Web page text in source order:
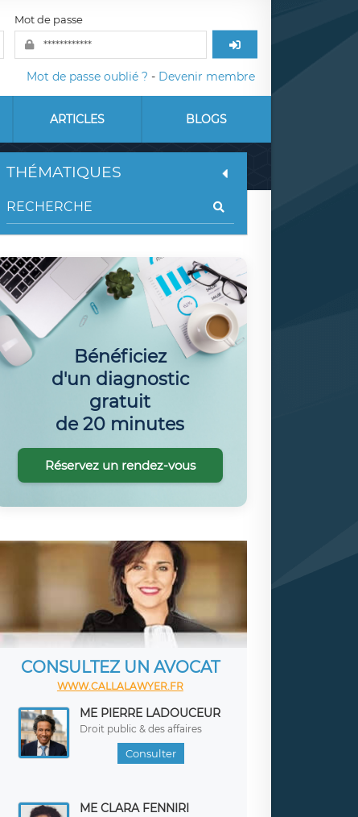
Mot de passe
Mot de passe oublié ? - Devenir membre
ARTICLES BLOGS
THÉMATIQUES
Bénéficiez
d'un diagnostic
gratuit
de 20 minutes
Réservez un rendez-vous
CONSULTEZ UN AVOCAT
WWW.CALLALAWYER.FR
ME PIERRE LADOUCEUR
Droit public & des affaires
Consulter
ME CLARA FENNIRI